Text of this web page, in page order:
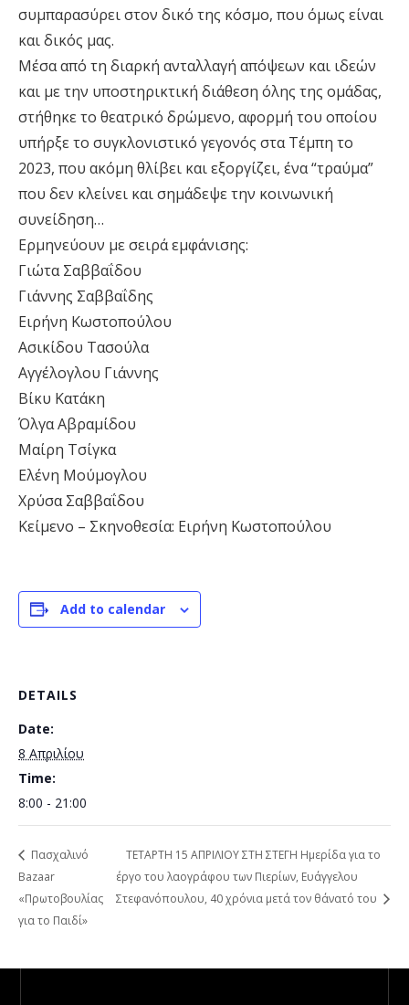
συμπαρασύρει στον δικό της κόσμο, που όμως είναι
και δικός μας.
Μέσα από τη διαρκή ανταλλαγή απόψεων και ιδεών
και με την υποστηρικτική διάθεση όλης της ομάδας,
στήθηκε το θεατρικό δρώμενο, αφορμή του οποίου
υπήρξε το συγκλονιστικό γεγονός στα Τέμπη το
2023, που ακόμη θλίβει και εξοργίζει, ένα “τραύμα”
που δεν κλείνει και σημάδεψε την κοινωνική
συνείδηση…
Ερμηνεύουν με σειρά εμφάνισης:
Γιώτα Σαββαΐδου
Γιάννης Σαββαΐδης
Ειρήνη Κωστοπούλου
Ασικίδου Τασούλα
Αγγέλογλου Γιάννης
Βίκυ Κατάκη
Όλγα Αβραμίδου
Μαίρη Τσίγκα
Ελένη Μούμογλου
Χρύσα Σαββαΐδου
Κείμενο – Σκηνοθεσία: Ειρήνη Κωστοπούλου
Add to calendar
DETAILS
Date:
8 Απριλίου
Time:
8:00 - 21:00
Πασχαλινό
Bazaar
«Πρωτοβουλίας
για το Παιδί»
ΤΕΤΑΡΤΗ 15 ΑΠΡΙΛΙΟΥ ΣΤΗ ΣΤΕΓΗ Ημερίδα για το
έργο του λαογράφου των Πιερίων, Ευάγγελου
Στεφανόπουλου, 40 χρόνια μετά τον θάνατό του